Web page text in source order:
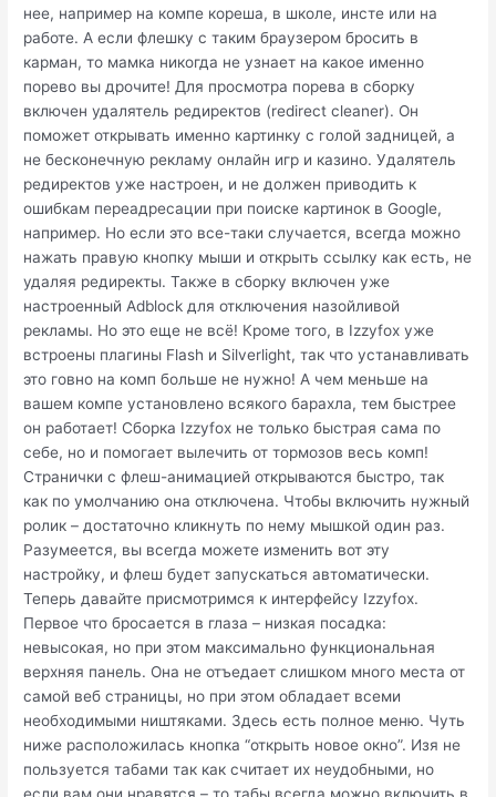
нее, например на компе кореша, в школе, инсте или на
работе. А если флешку с таким браузером бросить в
карман, то мамка никогда не узнает на какое именно
порево вы дрочите! Для просмотра порева в сборку
включен удалятель редиректов (redirect cleaner). Он
поможет открывать именно картинку с голой задницей, а
не бесконечную рекламу онлайн игр и казино. Удалятель
редиректов уже настроен, и не должен приводить к
ошибкам переадресации при поиске картинок в Google,
например. Но если это все-таки случается, всегда можно
нажать правую кнопку мыши и открыть ссылку как есть, не
удаляя редиректы. Также в сборку включен уже
настроенный Adblock для отключения назойливой
рекламы. Но это еще не всё! Кроме того, в Izzyfox уже
встроены плагины Flash и Silverlight, так что устанавливать
это говно на комп больше не нужно! А чем меньше на
вашем компе установлено всякого барахла, тем быстрее
он работает! Сборка Izzyfox не только быстрая сама по
себе, но и помогает вылечить от тормозов весь комп!
Странички с флеш-анимацией открываются быстро, так
как по умолчанию она отключена. Чтобы включить нужный
ролик – достаточно кликнуть по нему мышкой один раз.
Разумеется, вы всегда можете изменить вот эту
настройку, и флеш будет запускаться автоматически.
Теперь давайте присмотримся к интерфейсу Izzyfox.
Первое что бросается в глаза – низкая посадка:
невысокая, но при этом максимально функциональная
верхняя панель. Она не отъедает слишком много места от
самой веб страницы, но при этом обладает всеми
необходимыми ништяками. Здесь есть полное меню. Чуть
ниже расположилась кнопка “открыть новое окно”. Изя не
пользуется табами так как считает их неудобными, но